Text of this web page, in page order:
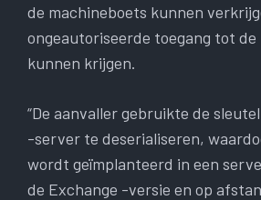
de machineboets kunnen
ongeautoriseerde toegang tot
kunnen krijgen.
“De aanvaller gebruikte de
-server te deserialiseren,
wordt geïmplanteerd in een
de Exchange -versie en op